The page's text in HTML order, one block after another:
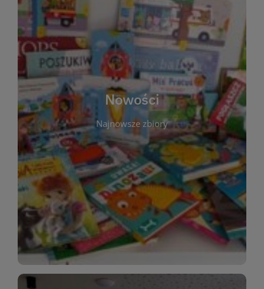
Nowości
Najnowsze zbiory
W tej sekcji prezentujemy najnowsze książki,
audiobooki oraz filmy, które właśnie trafiły do
zbiorów Miejskiej Biblioteki Publicznej w
Starachowicach. Regularnie aktualizujemy listę,
aby Czytelnicy mogli na bieżąco odkrywać świeże
tytuły i najciekawsze premiery wydawnicze. Każda
pozycja opatrzona jest krótkim opisem i
informacją o dostępności w katalogu. Zachęcamy
do częstych odwiedzin – nowości pojawiają się
niemal każdego tygodnia! Dzięki tej zakładce
zawsze będziesz wiedzieć, co warto przeczytać
jako pierwsze.
WIĘCEJ